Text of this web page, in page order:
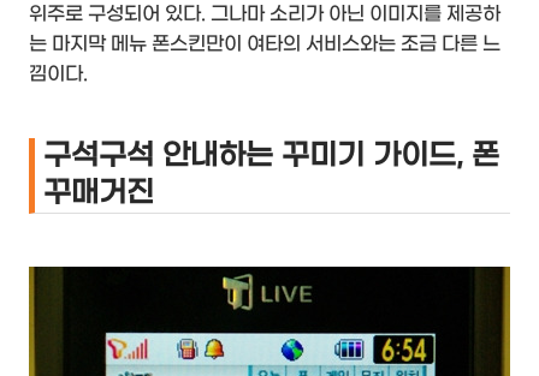
위주로 구성되어 있다. 그나마 소리가 아닌 이미지를 제공하
는 마지막 메뉴 폰스킨만이 여타의 서비스와는 조금 다른 느
낌이다.
구석구석 안내하는 꾸미기 가이드, 폰
꾸매거진